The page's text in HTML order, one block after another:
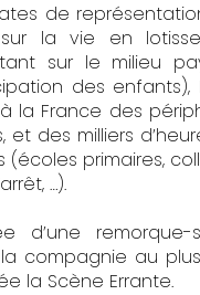
de
sur la vie en
sur le milieu
des enfants),
à la France des
et des milliers
primaires,
…).
d’une remorque-
compagnie au
la Scène Errante.